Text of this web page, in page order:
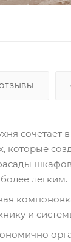
которые
лёгким.
и